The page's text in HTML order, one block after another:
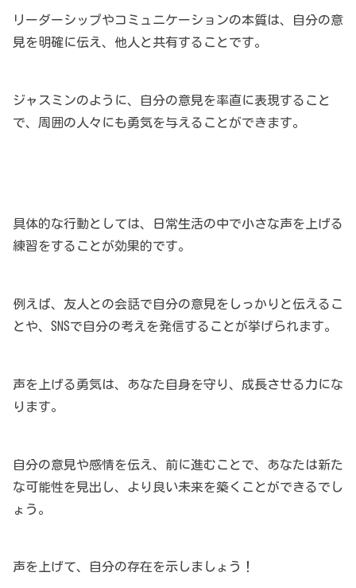
リーダーシップやコミュニケーションの本質は、自分の意
見を明確に伝え、他人と共有することです。
ジャスミンのように、自分の意見を率直に表現すること
で、周囲の人々にも勇気を与えることができます。
具体的な行動としては、日常生活の中で小さな声を上げる
練習をすることが効果的です。
例えば、友人との会話で自分の意見をしっかりと伝えるこ
とや、SNSで自分の考えを発信することが挙げられます。
声を上げる勇気は、あなた自身を守り、成長させる力にな
ります。
自分の意見や感情を伝え、前に進むことで、あなたは新た
な可能性を見出し、より良い未来を築くことができるでし
ょう。
声を上げて、自分の存在を示しましょう！